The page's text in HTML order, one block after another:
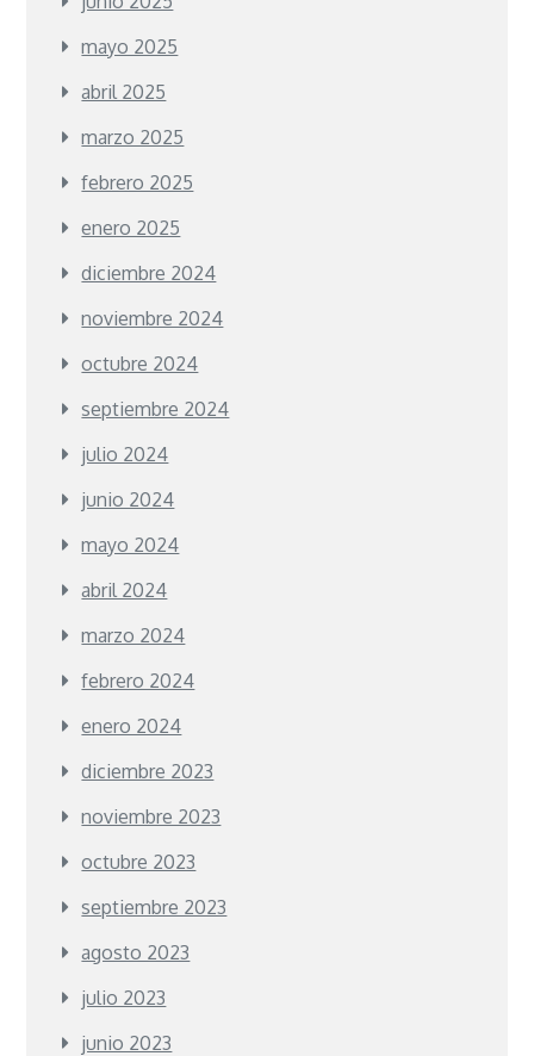
mayo 2025
abril 2025
marzo 2025
febrero 2025
enero 2025
diciembre 2024
noviembre 2024
octubre 2024
septiembre 2024
julio 2024
junio 2024
mayo 2024
abril 2024
marzo 2024
febrero 2024
enero 2024
diciembre 2023
noviembre 2023
octubre 2023
septiembre 2023
agosto 2023
julio 2023
junio 2023